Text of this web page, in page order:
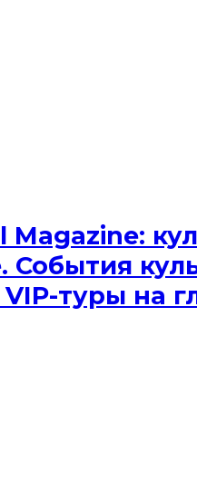
Magazine:
туры на